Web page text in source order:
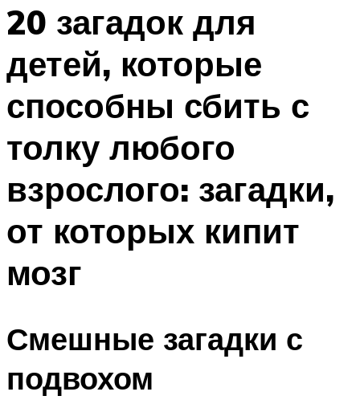
20 загадок для
детей, которые
способны сбить с
толку любого
взрослого: загадки,
от которых кипит
мозг
Смешные загадки с
подвохом